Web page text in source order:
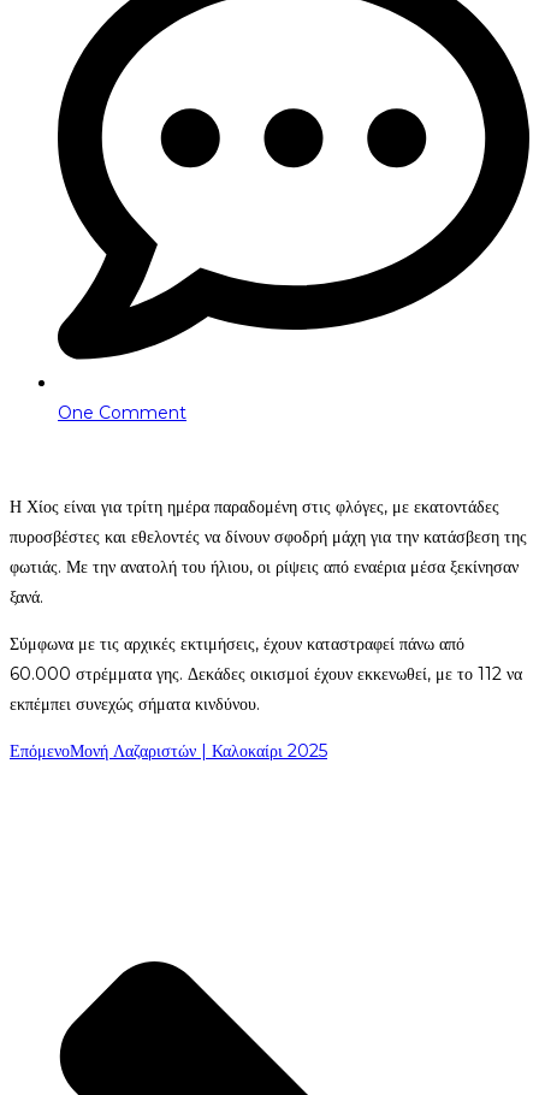
One Comment
Η Χίος είναι για τρίτη ημέρα παραδομένη στις φλόγες, με εκατοντάδες
πυροσβέστες και εθελοντές να δίνουν σφοδρή μάχη για την κατάσβεση της
φωτιάς. Με την ανατολή του ήλιου, οι ρίψεις από εναέρια μέσα ξεκίνησαν
ξανά.
Σύμφωνα με τις αρχικές εκτιμήσεις, έχουν καταστραφεί πάνω από
60.000 στρέμματα γης. Δεκάδες οικισμοί έχουν εκκενωθεί, με το 112 να
εκπέμπει συνεχώς σήματα κινδύνου.
ΕπόμενοΜονή Λαζαριστών | Καλοκαίρι 2025